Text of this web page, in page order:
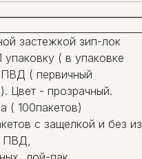
застежкой зип-лок
( в упаковке
ПВД ( первичный
Цвет - прозрачный.
( 100пакетов)
с защелкой и без из
ПВД,